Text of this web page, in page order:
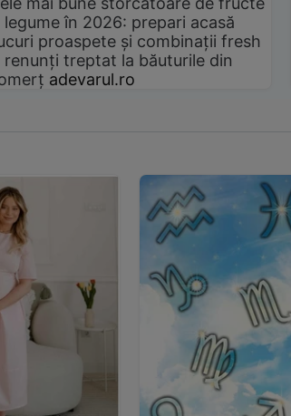
legume în 2026: prepari acasă
proaspete și combinații fresh
renunți treptat la băuturile din
adevarul.ro